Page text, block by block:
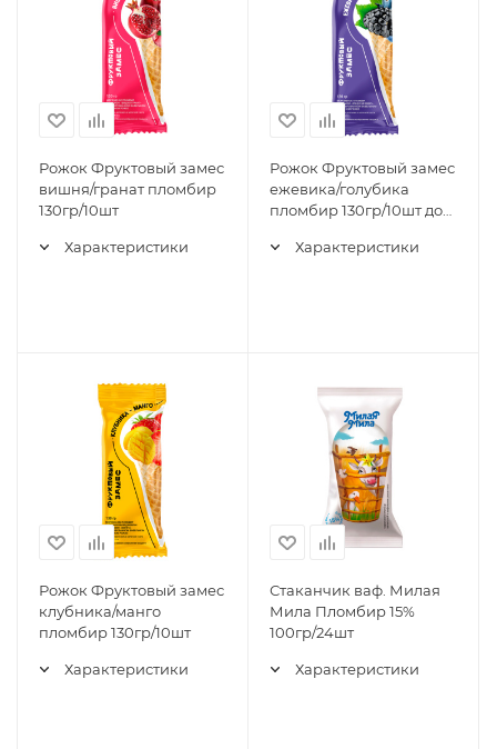
Рожок Фруктовый замес
вишня/гранат пломбир
130гр/10шт
Характеристики
Рожок Фруктовый замес
ежевика/голубика
пломбир 130гр/10шт до
Характеристики
Рожок Фруктовый замес
клубника/манго
пломбир 130гр/10шт
Характеристики
Стаканчик ваф. Милая
Мила Пломбир 15%
100гр/24шт
Характеристики